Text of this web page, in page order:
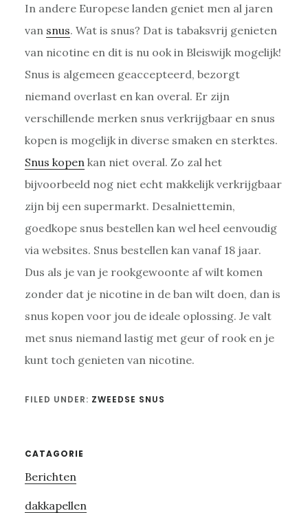
In andere Europese landen geniet men al jaren
van snus. Wat is snus? Dat is tabaksvrij genieten
van nicotine en dit is nu ook in Bleiswijk mogelijk!
Snus is algemeen geaccepteerd, bezorgt
niemand overlast en kan overal. Er zijn
verschillende merken snus verkrijgbaar en snus
kopen is mogelijk in diverse smaken en sterktes.
Snus kopen kan niet overal. Zo zal het
bijvoorbeeld nog niet echt makkelijk verkrijgbaar
zijn bij een supermarkt. Desalniettemin,
goedkope snus bestellen kan wel heel eenvoudig
via websites. Snus bestellen kan vanaf 18 jaar.
Dus als je van je rookgewoonte af wilt komen
zonder dat je nicotine in de ban wilt doen, dan is
snus kopen voor jou de ideale oplossing. Je valt
met snus niemand lastig met geur of rook en je
kunt toch genieten van nicotine.
FILED UNDER: ZWEEDSE SNUS
Primary
Sidebar
CATAGORIE
Berichten
dakkapellen